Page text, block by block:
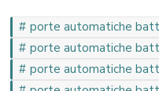
porte automatiche
porte automatiche
porte automatiche